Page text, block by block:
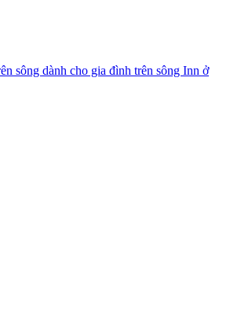
sông dành cho gia đình trên sông Inn ở